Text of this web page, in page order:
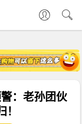
：老孙团伙